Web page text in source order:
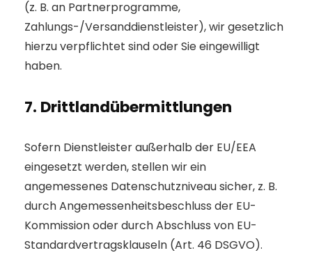
(z. B. an Partnerprogramme,
Zahlungs-/Versanddienstleister), wir gesetzlich
hierzu verpflichtet sind oder Sie eingewilligt
haben.
7. Drittlandübermittlungen
Sofern Dienstleister außerhalb der EU/EEA
eingesetzt werden, stellen wir ein
angemessenes Datenschutzniveau sicher, z. B.
durch Angemessenheitsbeschluss der EU-
Kommission oder durch Abschluss von EU-
Standardvertragsklauseln (Art. 46 DSGVO).